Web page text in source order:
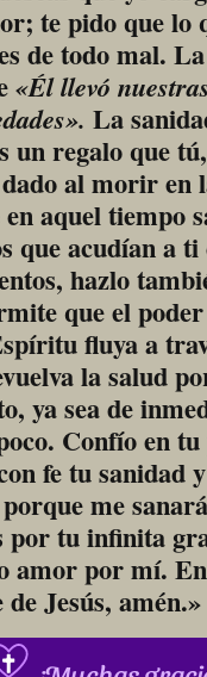
te pido que lo
de todo mal.
«Él llevó
La
un regalo que
al morir en
aquel tiempo
que acudían a ti
hazlo
que el
fluya a
la salud
ya sea de
Confío en
fe tu sanidad
me
por tu infinita
amor por mí.
Jesús, amén.»